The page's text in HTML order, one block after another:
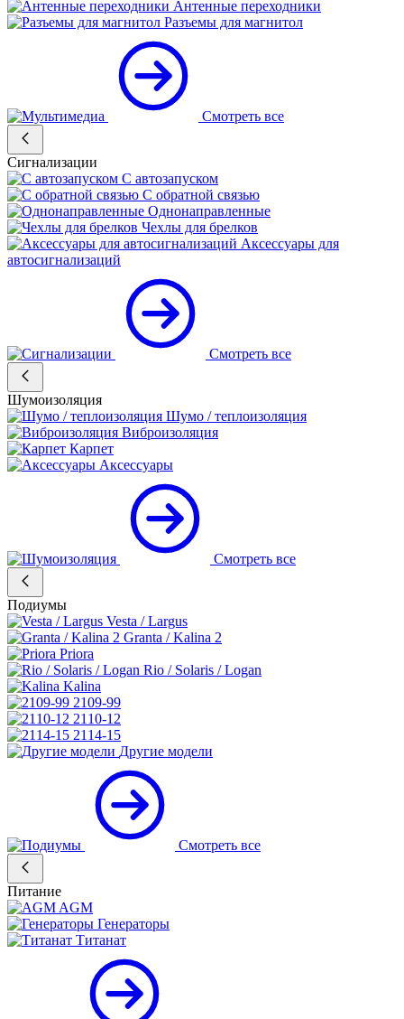
Антенные переходники
Разъемы для магнитол
Смотреть все
Сигнализации
С автозапуском
С обратной связью
Однонаправленные
Чехлы для брелков
Аксессуары для
автосигнализаций
Смотреть все
Шумоизоляция
Шумо / теплоизоляция
Виброизоляция
Карпет
Аксессуары
Смотреть все
Подиумы
Vesta / Largus
Granta / Kalina 2
Priora
Rio / Solaris / Logan
Kalina
2109-99
2110-12
2114-15
Другие модели
Смотреть все
Питание
AGM
Генераторы
Титанат